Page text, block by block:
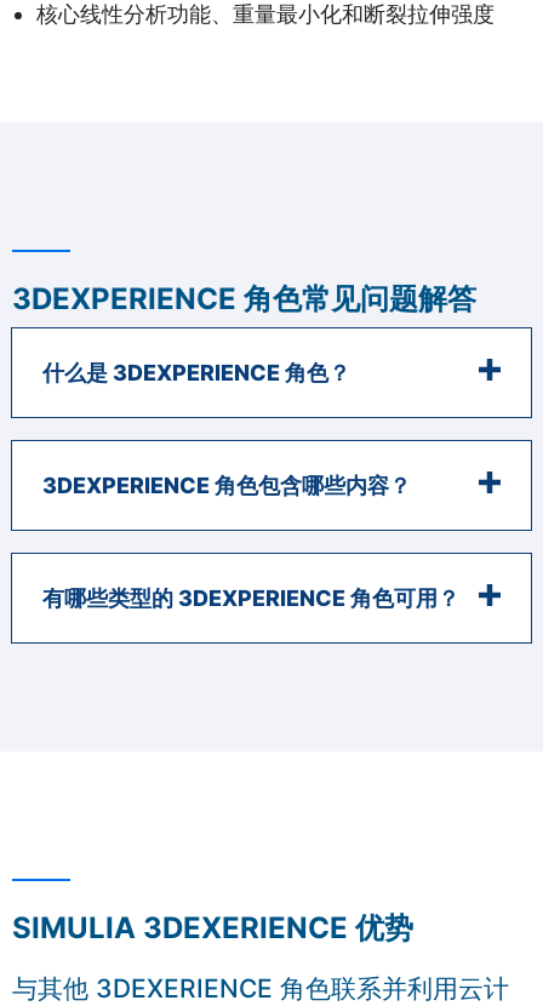
核心线性分析功能、重量最小化和断裂拉伸强度
3DEXPERIENCE 角色常见问题解答
什么是 3DEXPERIENCE 角色？
3DEXPERIENCE 角色包含哪些内容？
有哪些类型的 3DEXPERIENCE 角色可用？
SIMULIA 3DEXERIENCE 优势
与其他 3DEXERIENCE 角色联系并利用云计